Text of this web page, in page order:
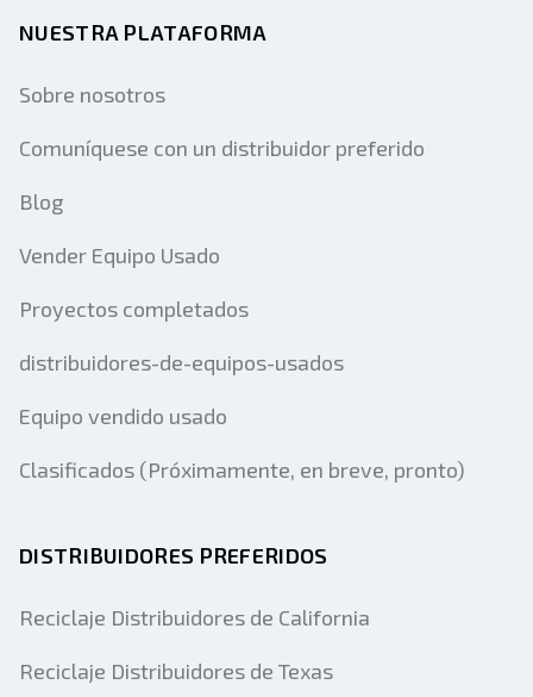
NUESTRA PLATAFORMA
Sobre nosotros
Comuníquese con un distribuidor preferido
Blog
Vender Equipo Usado
Proyectos completados
distribuidores-de-equipos-usados
Equipo vendido usado
Clasificados (Próximamente, en breve, pronto)
DISTRIBUIDORES PREFERIDOS
Reciclaje Distribuidores de California
Reciclaje Distribuidores de Texas